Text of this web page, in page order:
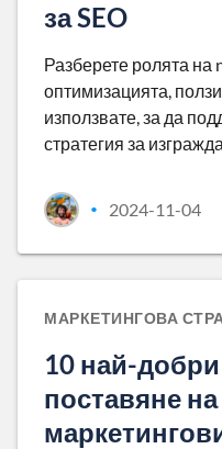
за SEO
Разберете ролята на
оптимизацията,
използвате, за да
стратегия за
• 2024-11-04
МАРКЕТИНГОВА
10 най-
поставяне